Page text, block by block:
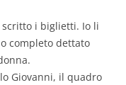
i biglietti. Io li
completo dettato
Giovanni, il quadro